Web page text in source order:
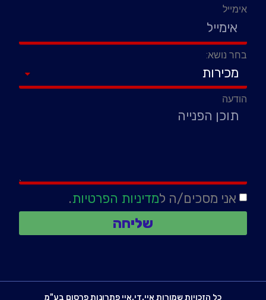
אימייל
בחר נושא:
הודעה
אני מסכים/ה למדיניות הפרטיות.
שליחה
כל הזכויות שמורות איי.די.איי פתרונות פרסום בע"מ